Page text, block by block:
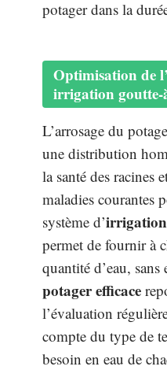
potager dans la
Optimisation de
irrigation goutte-
L’arrosage du
une distribution
la santé des racines
maladies courantes
système d’
permet de fournir à
quantité d’eau, sans
potager efficace
l’évaluation
compte du type de
besoin en eau de